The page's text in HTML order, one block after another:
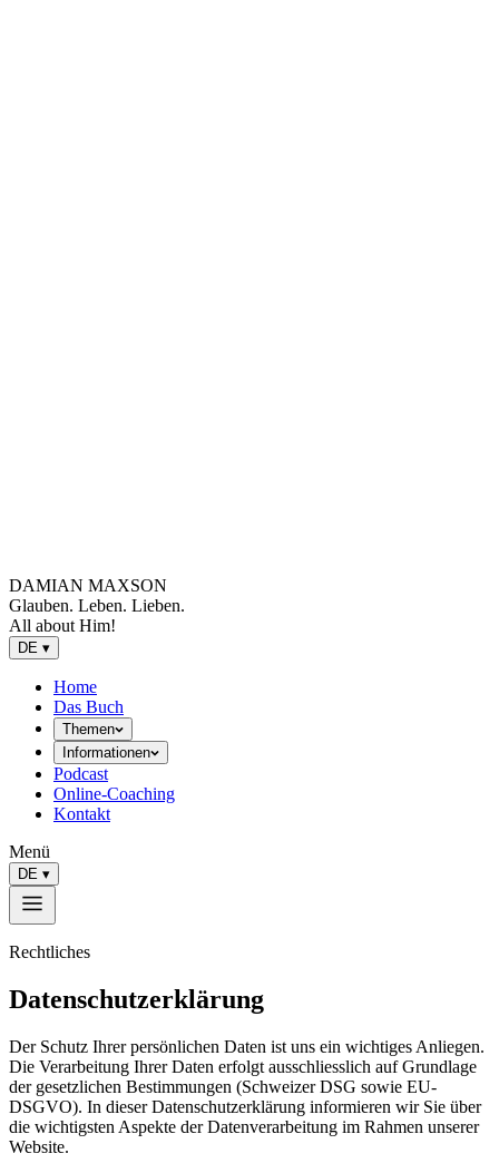
DAMIAN MAXSON
Glauben. Leben. Lieben.
All about Him!
DE ▾
Home
Das Buch
Themen
Informationen
Podcast
Online-Coaching
Kontakt
Menü
DE ▾
Rechtliches
Datenschutzerklärung
Der Schutz Ihrer persönlichen Daten ist uns ein wichtiges Anliegen.
Die Verarbeitung Ihrer Daten erfolgt ausschliesslich auf Grundlage
der gesetzlichen Bestimmungen (Schweizer DSG sowie EU-
DSGVO). In dieser Datenschutzerklärung informieren wir Sie über
die wichtigsten Aspekte der Datenverarbeitung im Rahmen unserer
Website.